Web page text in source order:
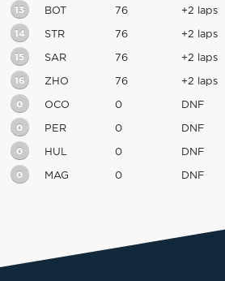
13 BOT 76 +2 laps
14 STR 76 +2 laps
15 SAR 76 +2 laps
16 ZHO 76 +2 laps
0 OCO 0 DNF
0 PER 0 DNF
0 HUL 0 DNF
0 MAG 0 DNF